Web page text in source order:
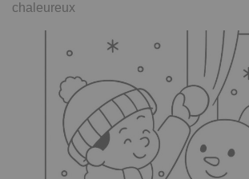
chaleureux